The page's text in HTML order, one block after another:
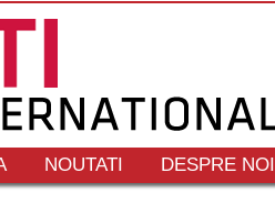
NOUTATI DESPRE NOI